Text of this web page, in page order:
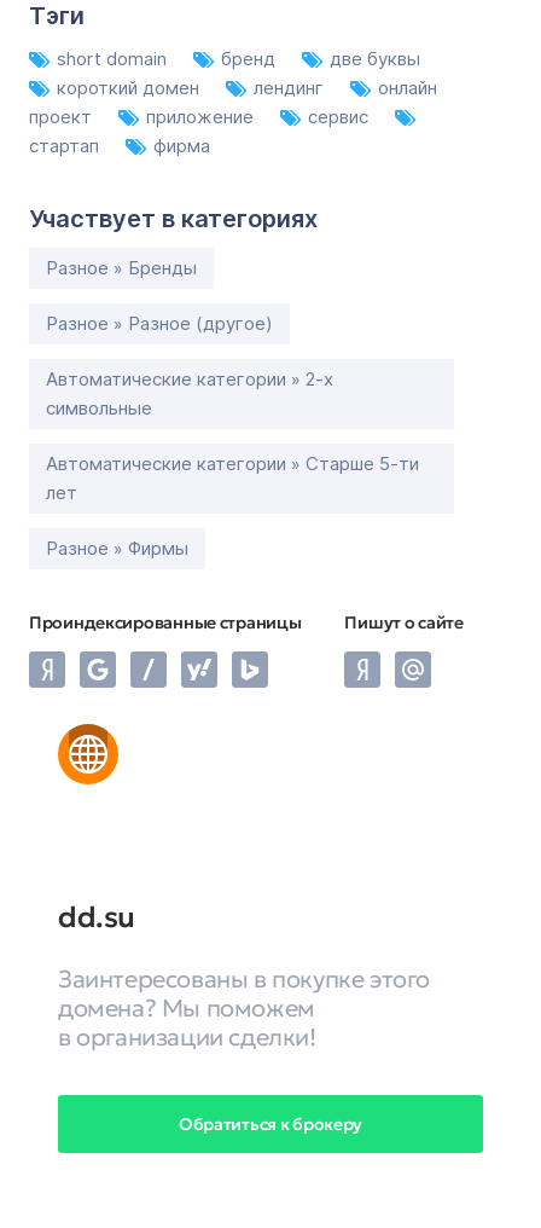
Тэги
short domain бренд
две буквы
короткий домен
лендинг
онлайн
проект
приложение
сервис
стартап
фирма
Участвует в категориях
Разное » Бренды
Разное » Разное (другое)
Автоматические категории » 2-х
символьные
Автоматические категории » Старше 5-ти
лет
Разное » Фирмы
Проиндексированные страницы Пишут о сайте
dd.su
Заинтересованы в покупке этого
домена? Мы поможем
в организации сделки!
Обратиться к брокеру